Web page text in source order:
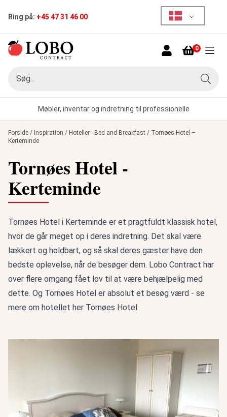
Ring på: +45 47 31 46 00
0
Menu
Søg
Møbler, inventar og indretning til professionelle
Forside / Inspiration / Hoteller - Bed and Breakfast / Tornøes Hotel –
Kerteminde
Tornøes Hotel -
Kerteminde
Tornøes Hotel i Kerteminde er et pragtfuldt klassisk hotel,
hvor de går meget op i deres indretning. Det skal være
lækkert og holdbart, og så skal deres gæster have den
bedste oplevelse, når de besøger dem. Lobo Contract har
over flere omgang fået lov til at være behjælpelig med
dette. Og Tornøes Hotel er absolut et besøg værd - se
mere om hotellet her Tornøes Hotel